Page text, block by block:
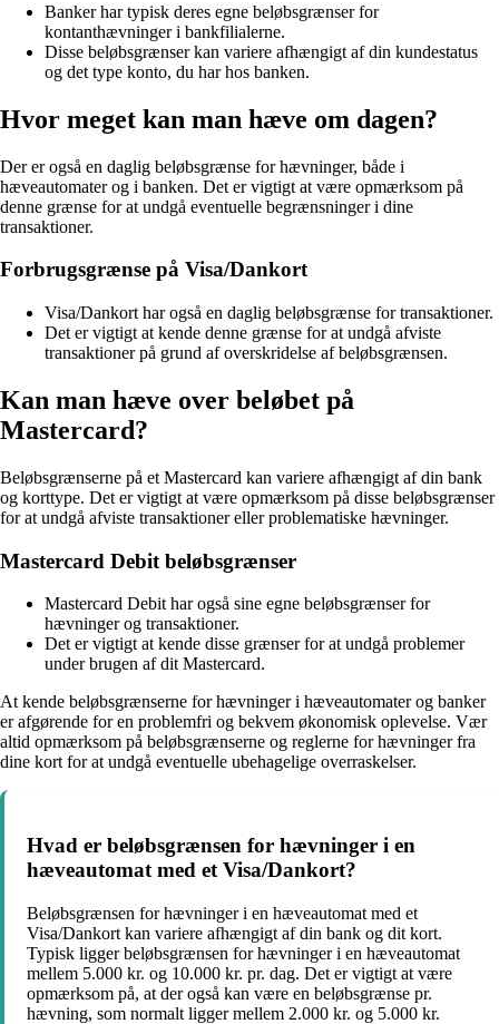
Banker har typisk deres egne beløbsgrænser for
kontanthævninger i bankfilialerne.
Disse beløbsgrænser kan variere afhængigt af din kundestatus
og det type konto, du har hos banken.
Hvor meget kan man hæve om dagen?
Der er også en daglig beløbsgrænse for hævninger, både i
hæveautomater og i banken. Det er vigtigt at være opmærksom på
denne grænse for at undgå eventuelle begrænsninger i dine
transaktioner.
Forbrugsgrænse på Visa/Dankort
Visa/Dankort har også en daglig beløbsgrænse for transaktioner.
Det er vigtigt at kende denne grænse for at undgå afviste
transaktioner på grund af overskridelse af beløbsgrænsen.
Kan man hæve over beløbet på
Mastercard?
Beløbsgrænserne på et Mastercard kan variere afhængigt af din bank
og korttype. Det er vigtigt at være opmærksom på disse beløbsgrænser
for at undgå afviste transaktioner eller problematiske hævninger.
Mastercard Debit beløbsgrænser
Mastercard Debit har også sine egne beløbsgrænser for
hævninger og transaktioner.
Det er vigtigt at kende disse grænser for at undgå problemer
under brugen af dit Mastercard.
At kende beløbsgrænserne for hævninger i hæveautomater og banker
er afgørende for en problemfri og bekvem økonomisk oplevelse. Vær
altid opmærksom på beløbsgrænserne og reglerne for hævninger fra
dine kort for at undgå eventuelle ubehagelige overraskelser.
Hvad er beløbsgrænsen for hævninger i en
hæveautomat med et Visa/Dankort?
Beløbsgrænsen for hævninger i en hæveautomat med et
Visa/Dankort kan variere afhængigt af din bank og dit kort.
Typisk ligger beløbsgrænsen for hævninger i en hæveautomat
mellem 5.000 kr. og 10.000 kr. pr. dag. Det er vigtigt at være
opmærksom på, at der også kan være en beløbsgrænse pr.
hævning, som normalt ligger mellem 2.000 kr. og 5.000 kr.